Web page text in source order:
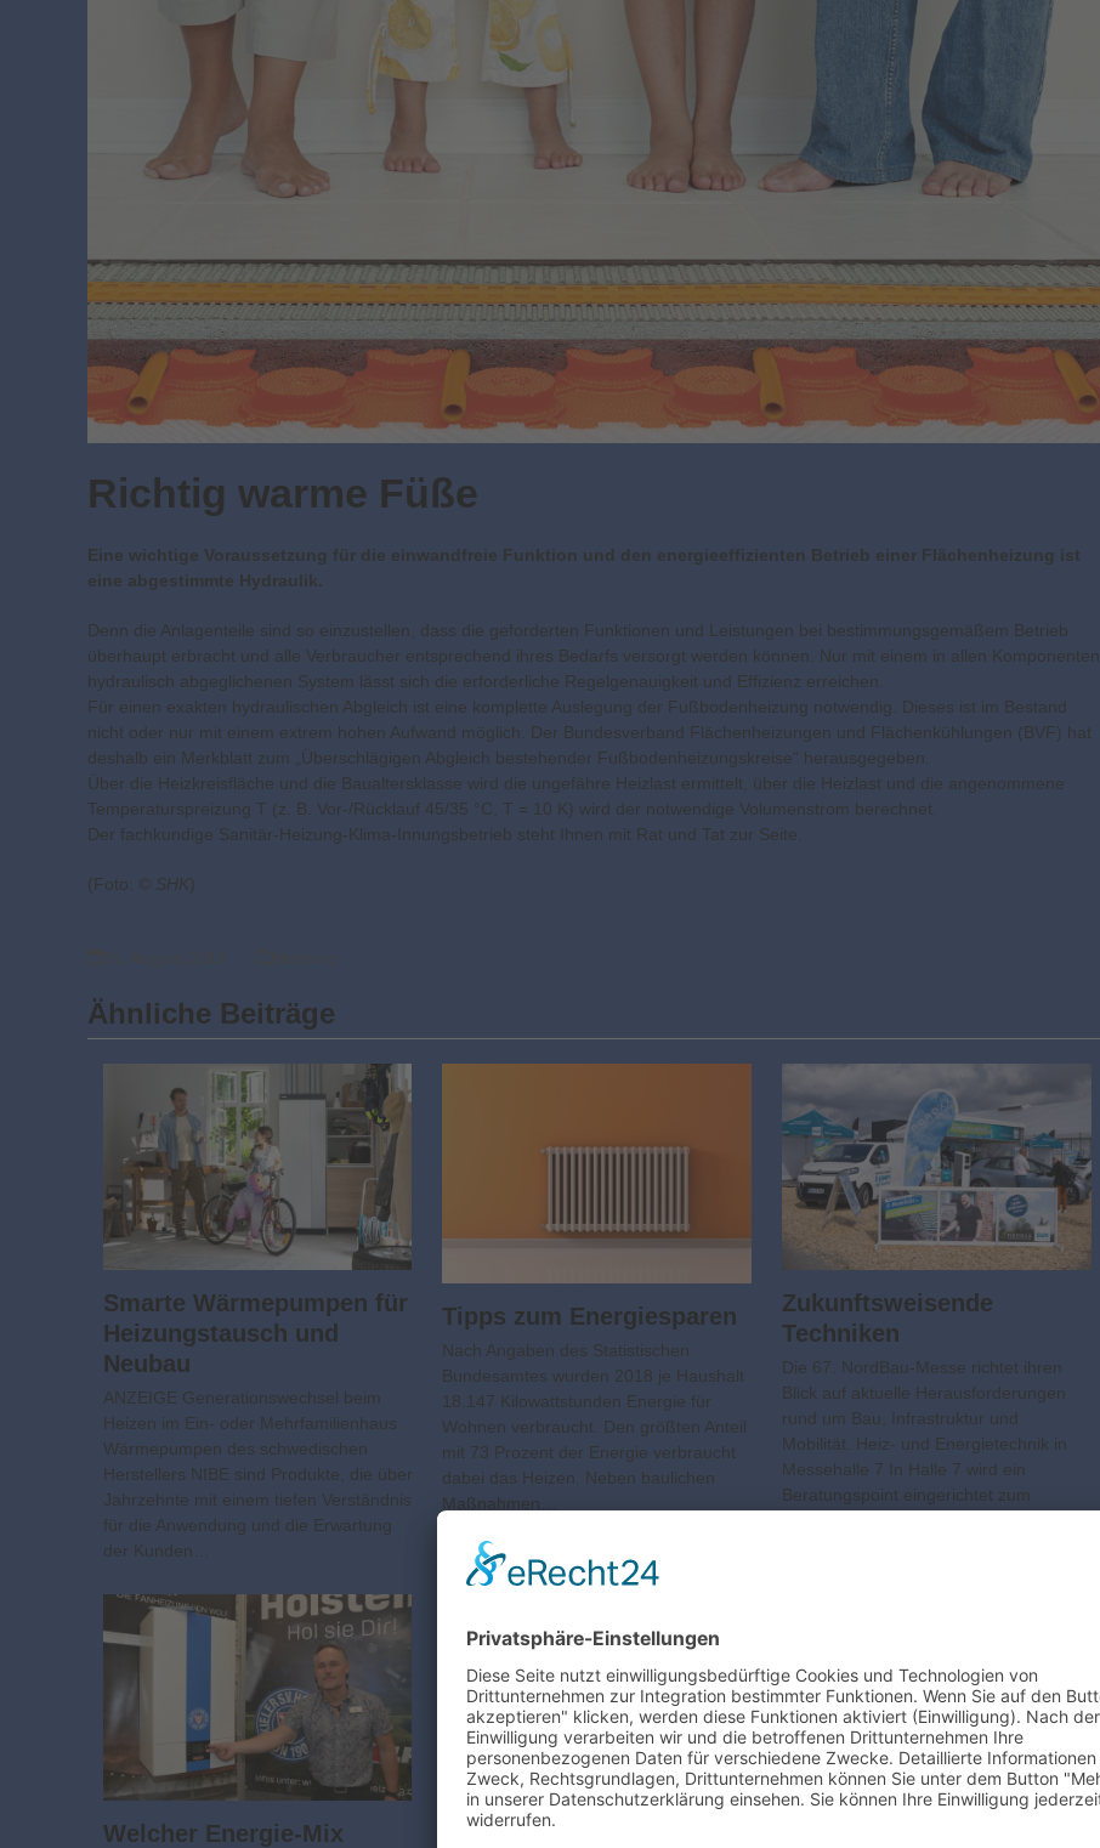
Richtig warme Füße
Eine wichtige Voraussetzung für die einwandfreie Funktion und den energieeffizienten Betrieb einer Flächenheizung ist
eine abgestimmte Hydraulik.
Denn die Anlagenteile sind so einzustellen, dass die geforderten Funktionen und Leistungen bei bestimmungsgemäßem Betrieb
überhaupt erbracht und alle Verbraucher entsprechend ihres Bedarfs versorgt werden können. Nur mit einem in allen Komponenten
hydraulisch abgeglichenen System lässt sich die erforderliche Regelgenauigkeit und Effizienz erreichen.
Für einen exakten hydraulischen Abgleich ist eine komplette Auslegung der Fußbodenheizung notwendig. Dieses ist im Bestand
nicht oder nur mit einem extrem hohen Aufwand möglich. Der Bundesverband Flächenheizungen und Flächenkühlungen (BVF) hat
deshalb ein Merkblatt zum „Überschlägigen Abgleich bestehender Fußbodenheizungskreise“ herausgegeben.
Über die Heizkreisfläche und die Baualtersklasse wird die ungefähre Heizlast ermittelt, über die Heizlast und die angenommene
Temperaturspreizung T (z. B. Vor-/Rücklauf 45/35 °C, T = 10 K) wird der notwendige Volumenstrom berechnet.
Der fachkundige Sanitär-Heizung-Klima-Innungsbetrieb steht Ihnen mit Rat und Tat zur Seite.
(Foto: © SHK)
Ähnliche Beiträge
Smarte Wärmepumpen für
Heizungstausch und
Neubau
ANZEIGE Generationswechsel beim
Heizen im Ein- oder Mehrfamilienhaus
Wärmepumpen des schwedischen
Herstellers NIBE sind Produkte, die über
Jahrzehnte mit einem tiefen Verständnis
für die Anwendung und die Erwartung
der Kunden…
Tipps zum Energiesparen
Nach Angaben des Statistischen
Bundesamtes wurden 2018 je Haushalt
18.147 Kilowattstunden Energie für
Wohnen verbraucht. Den größten Anteil
mit 73 Prozent der Energie verbraucht
dabei das Heizen. Neben baulichen
Maßnahmen…
Zukunftsweisende
Techniken
Die 67. NordBau-Messe richtet ihren
Blick auf aktuelle Herausforderungen
rund um Bau, Infrastruktur und
Mobilität. Heiz- und Energietechnik in
Messehalle 7 In Halle 7 wird ein
Beratungspoint eingerichtet zum
Welcher Energie-Mix
So wird Fußballfans